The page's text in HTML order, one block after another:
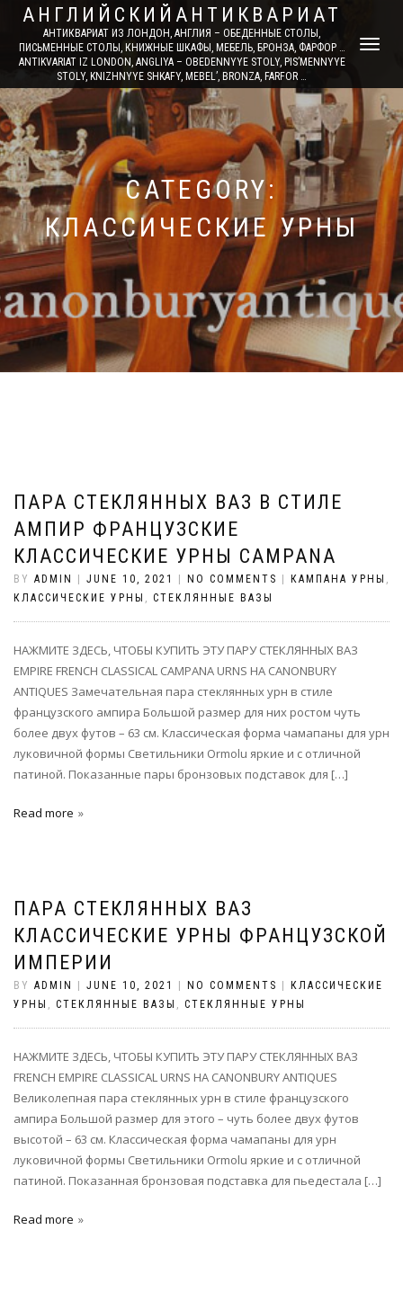
АНГЛИЙСКИЙАНТИКВАРИАТ
АНТИКВАРИАТ ИЗ ЛОНДОН, АНГЛИЯ – ОБЕДЕННЫЕ СТОЛЫ,
ПИСЬМЕННЫЕ СТОЛЫ, КНИЖНЫЕ ШКАФЫ, МЕБЕЛЬ, БРОНЗА, ФАРФОР …
ANTIKVARIAT IZ LONDON, ANGLIYA – OBEDENNYYE STOLY, PIS’MENNYYE
STOLY, KNIZHNYYE SHKAFY, MEBEL’, BRONZA, FARFOR …
TOGGLE
CATEGORY:
КЛАССИЧЕСКИЕ УРНЫ
ПАРА СТЕКЛЯННЫХ ВАЗ В СТИЛЕ
АМПИР ФРАНЦУЗСКИЕ
КЛАССИЧЕСКИЕ УРНЫ CAMPANA
BY ADMIN JUNE 10, 2021 NO COMMENTS КАМПАНА УРНЫ ,
КЛАССИЧЕСКИЕ УРНЫ , СТЕКЛЯННЫЕ ВАЗЫ
НАЖМИТЕ ЗДЕСЬ, ЧТОБЫ КУПИТЬ ЭТУ ПАРУ СТЕКЛЯННЫХ ВАЗ
EMPIRE FRENCH CLASSICAL CAMPANA URNS НА CANONBURY
ANTIQUES Замечательная пара стеклянных урн в стиле
французского ампира Большой размер для них ростом чуть
более двух футов – 63 см. Классическая форма чамапаны для урн
луковичной формы Светильники Ormolu яркие и с отличной
патиной. Показанные пары бронзовых подставок для […]
Read more
ПАРА СТЕКЛЯННЫХ ВАЗ
КЛАССИЧЕСКИЕ УРНЫ ФРАНЦУЗСКОЙ
ИМПЕРИИ
BY ADMIN JUNE 10, 2021 NO COMMENTS
КЛАССИЧЕСКИЕ
УРНЫ , СТЕКЛЯННЫЕ ВАЗЫ , СТЕКЛЯННЫЕ УРНЫ
НАЖМИТЕ ЗДЕСЬ, ЧТОБЫ КУПИТЬ ЭТУ ПАРУ СТЕКЛЯННЫХ ВАЗ
FRENCH EMPIRE CLASSICAL URNS НА CANONBURY ANTIQUES
Великолепная пара стеклянных урн в стиле французского
ампира Большой размер для этого – чуть более двух футов
высотой – 63 см. Классическая форма чамапаны для урн
луковичной формы Светильники Ormolu яркие и с отличной
патиной. Показанная бронзовая подставка для пьедестала […]
Read more